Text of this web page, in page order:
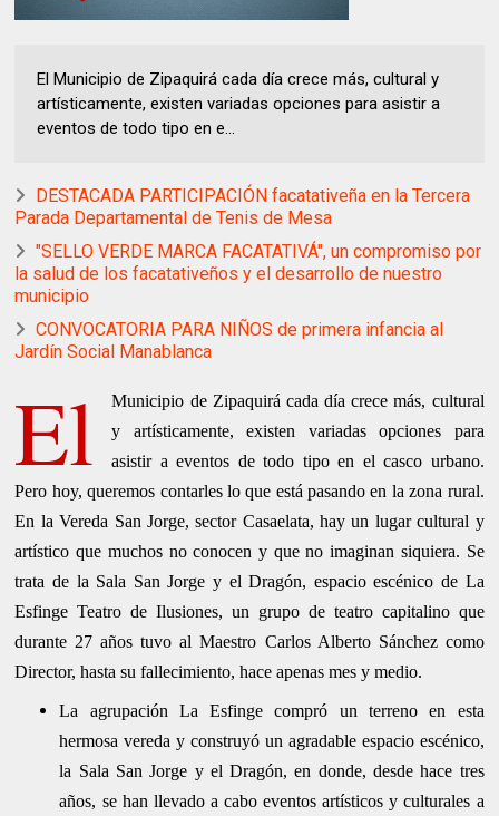
El Municipio de Zipaquirá cada día crece más, cultural y
artísticamente, existen variadas opciones para asistir a
eventos de todo tipo en e...
DESTACADA PARTICIPACIÓN facatativeña en la Tercera
Parada Departamental de Tenis de Mesa
"SELLO VERDE MARCA FACATATIVÁ", un compromiso por
la salud de los facatativeños y el desarrollo de nuestro
municipio
CONVOCATORIA PARA NIÑOS de primera infancia al
Jardín Social Manablanca
El
Municipio de Zipaquirá cada día crece más, cultural
y artísticamente, existen variadas opciones para
asistir a eventos de todo tipo en el casco urbano.
Pero hoy, queremos contarles lo que está pasando en la zona rural.
En la Vereda San Jorge, sector Casaelata, hay un lugar cultural y
artístico que muchos no conocen y que no imaginan siquiera. Se
trata de la Sala San Jorge y el Dragón, espacio escénico de La
Esfinge Teatro de Ilusiones, un grupo de teatro capitalino que
durante 27 años tuvo al Maestro Carlos Alberto Sánchez como
Director, hasta su fallecimiento, hace apenas mes y medio.
La agrupación La Esfinge compró un terreno en esta
hermosa vereda y construyó un agradable espacio escénico,
la Sala San Jorge y el Dragón, en donde, desde hace tres
años, se han llevado a cabo eventos artísticos y culturales a